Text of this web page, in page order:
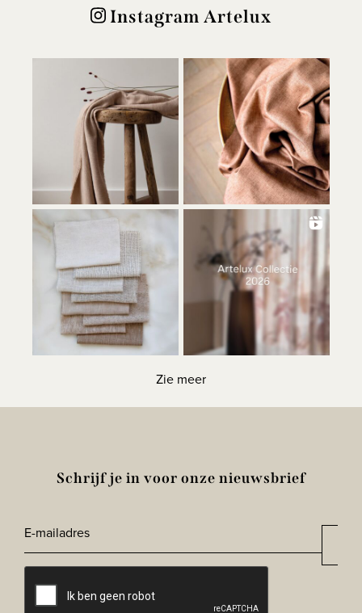
Instagram Artelux
Zie meer
Schrijf je in voor onze nieuwsbrief
E-
mailadres*